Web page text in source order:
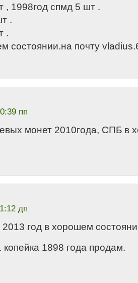
, 1998год спмд 5 шт .
.
.
состоянии.на почту
пп
монет 2010года, СПБ в
дп
год в хорошем
1898 года продам.